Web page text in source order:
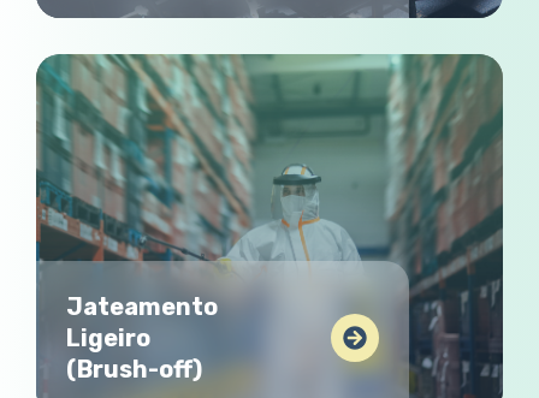
Jateamento
Ligeiro
(Brush-off)